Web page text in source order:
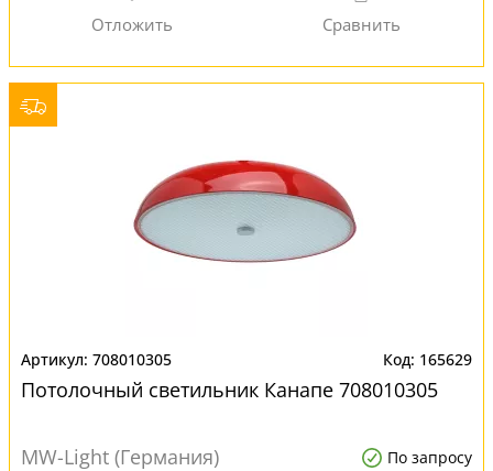
708010305 165629
Потолочный светильник Канапе 708010305
MW-Light (Германия) По запросу